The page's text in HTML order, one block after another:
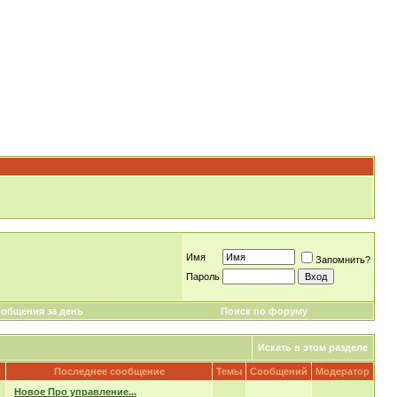
Имя
Запомнить?
Пароль
за день Поиск по форуму
Искать в этом разделе
Последнее сообщение Темы Сообщений
Модератор
Новое Про управление...